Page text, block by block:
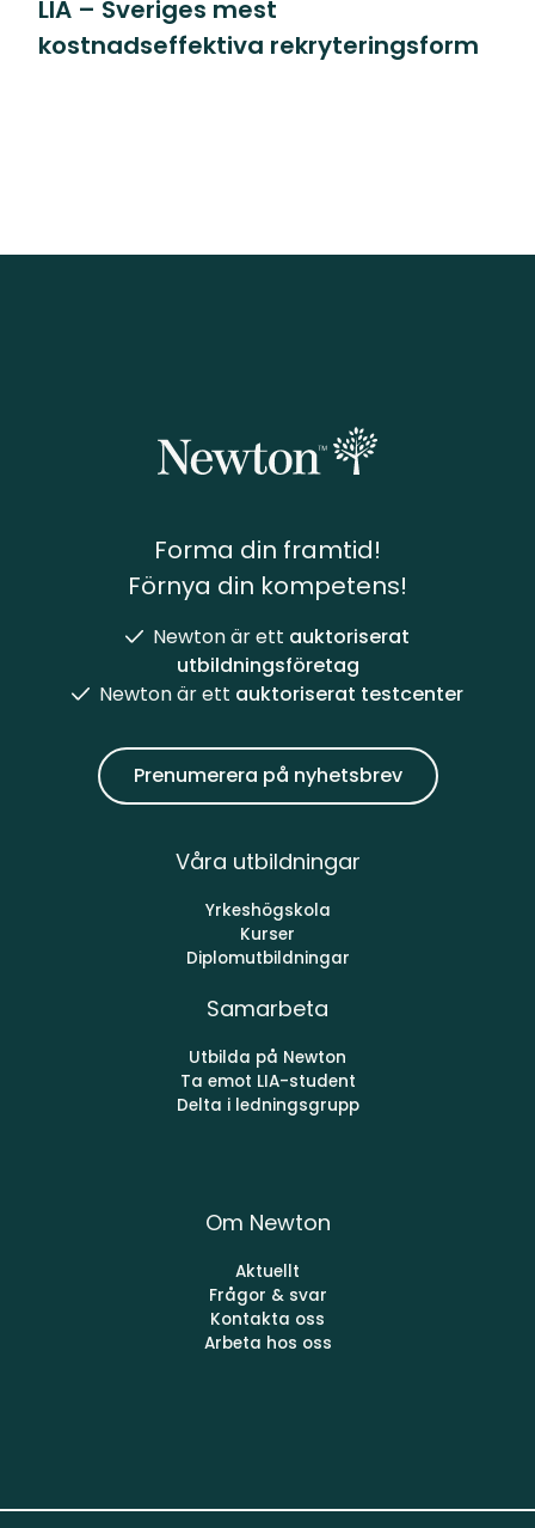
LIA – Sveriges mest
kostnadseffektiva rekryteringsform
Forma din framtid!
Förnya din kompetens!
Newton är ett auktoriserat
utbildningsföretag
Newton är ett auktoriserat testcenter
Prenumerera på nyhetsbrev
Våra utbildningar
Yrkeshögskola
Kurser
Diplomutbildningar
Samarbeta
Utbilda på Newton
Ta emot LIA-student
Delta i ledningsgrupp
Om Newton
Aktuellt
Frågor & svar
Kontakta oss
Arbeta hos oss